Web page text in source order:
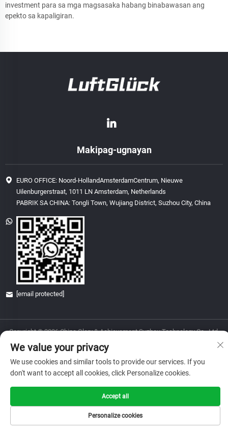
investment para sa mga magsasaka habang binabawasan ang
epekto sa kapaligiran.
Makipag-ugnayan
EURO OFFICE: Noord-HollandAmsterdamCentrum, Nieuwe
Uilenburgerstraat, 1011 LN Amsterdam, Netherlands
PABRIK SA CHINA: Tongli Town, Wujiang District, Suzhou City, China
[email protected]
Copyright © 2026 China Glory & Achievement Suzhou Technology Co., Ltd.
Patakaran sa Pagkapribado
We value your privacy
We use cookies and similar tools to provide our services. If you
don't want to accept all cookies, click Personalize cookies.
Personalize cookies
Accept all